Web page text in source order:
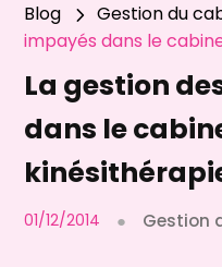
Blog 5 Gestion du
impayés dans le
La gestion
dans le
01/12/2014 ● Gestion